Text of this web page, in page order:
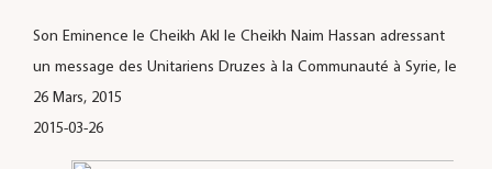
Son Eminence le Cheikh Akl le Cheikh Naim Hassan adressant
un message des Unitariens Druzes à la Communauté à Syrie, le
26 Mars, 2015
2015-03-26